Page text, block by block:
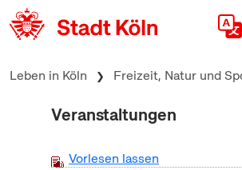
zum Inhalt springen
Leben in Köln Freizeit, Natur und
Veranstaltungen
Vorlesen lassen